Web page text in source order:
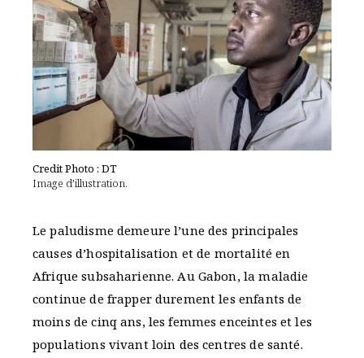
Credit Photo : DT
Image d’illustration.
Le paludisme demeure l’une des principales
causes d’hospitalisation et de mortalité en
Afrique subsaharienne. Au Gabon, la maladie
continue de frapper durement les enfants de
moins de cinq ans, les femmes enceintes et les
populations vivant loin des centres de santé.